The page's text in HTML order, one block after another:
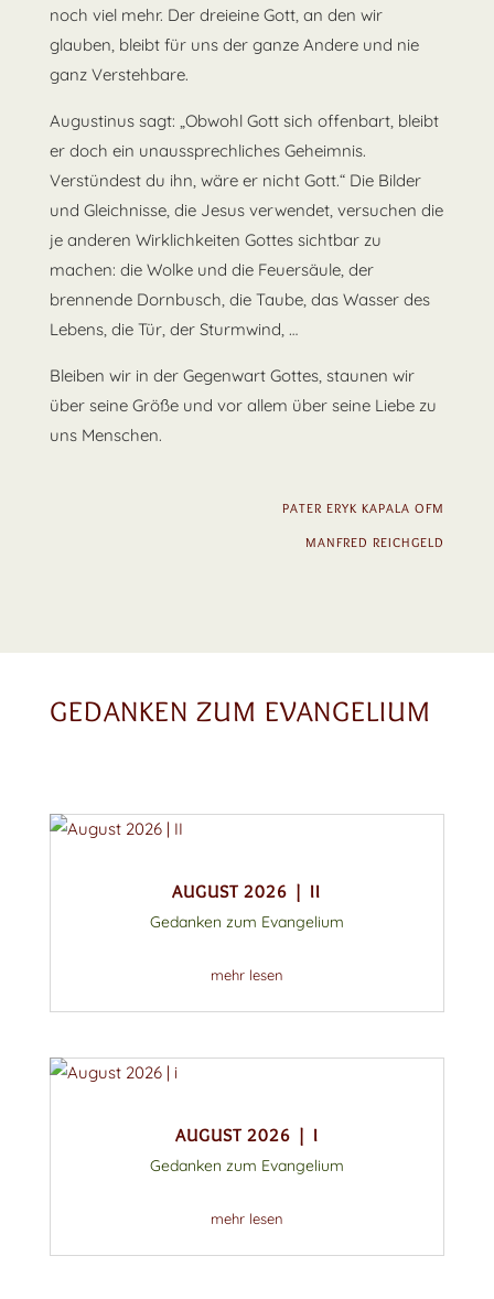
noch viel mehr. Der dreieine Gott, an den wir
glauben, bleibt für uns der ganze Andere und nie
ganz Verstehbare.
Augustinus sagt: „Obwohl Gott sich offenbart, bleibt
er doch ein unaussprechliches Geheimnis.
Verstündest du ihn, wäre er nicht Gott.“ Die Bilder
und Gleichnisse, die Jesus verwendet, versuchen die
je anderen Wirklichkeiten Gottes sichtbar zu
machen: die Wolke und die Feuersäule, der
brennende Dornbusch, die Taube, das Wasser des
Lebens, die Tür, der Sturmwind, …
Bleiben wir in der Gegenwart Gottes, staunen wir
über seine Größe und vor allem über seine Liebe zu
uns Menschen.
PATER ERYK KAPALA OFM
MANFRED REICHGELD
GEDANKEN ZUM EVANGELIUM
AUGUST 2026 | II
Gedanken zum Evangelium
mehr lesen
AUGUST 2026 | I
Gedanken zum Evangelium
mehr lesen